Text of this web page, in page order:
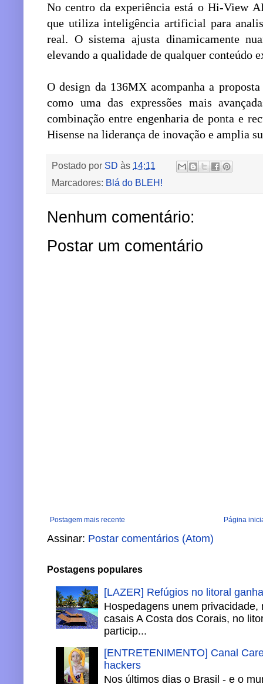
No centro da experiência está o Hi-View
que utiliza inteligência artificial para
real. O sistema ajusta dinamicamente
elevando a qualidade de qualquer conteúdo
O design da 136MX acompanha a
como uma das expressões mais
combinação entre engenharia de ponta e
Hisense na liderança de inovação e amplia
Postado por SD às 14:11
Marcadores: Blá do BLEH!
Nenhum comentário:
Postar um comentário
Postagem mais recente Página
Assinar: Postar comentários (Atom)
Postagens populares
[LAZER] Refúgios no litoral
Hospedagens unem
casais A Costa dos Corais, no
particip...
[ENTRETENIMENTO] Canal
hackers
Nos últimos dias o Brasil - e o